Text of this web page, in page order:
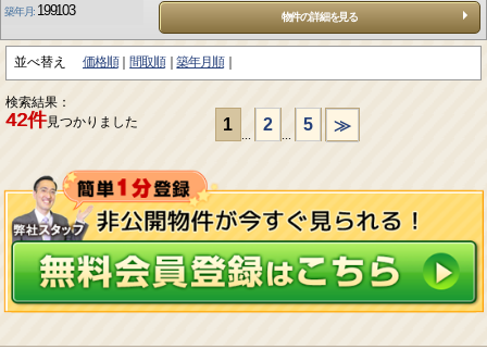
築年月: 199103 物件の詳細を見る
並べ替え 価格順 間取順 築年月順
検索結果：
42件見つかりました 1
...
2
...
5 ≫